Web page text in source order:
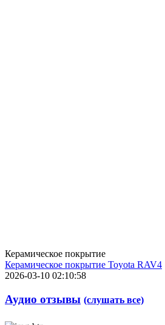
Керамическое покрытие
Керамическое покрытие Toyota RAV4
2026-03-10 02:10:58
Аудио отзывы (слушать все)